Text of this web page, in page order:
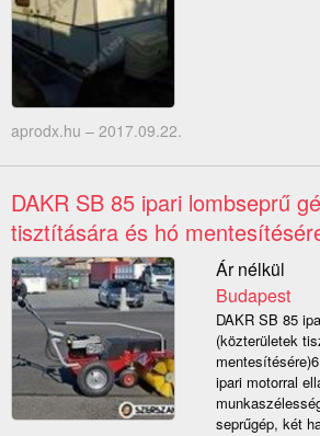
aprodx.hu – 2017.09.22.
DAKR SB 85 ipari lombseprű
tisztítására és hó
Ár nélkül
Budapest
DAKR SB 85
(közterületek
ipari motorral
seprűgép, két